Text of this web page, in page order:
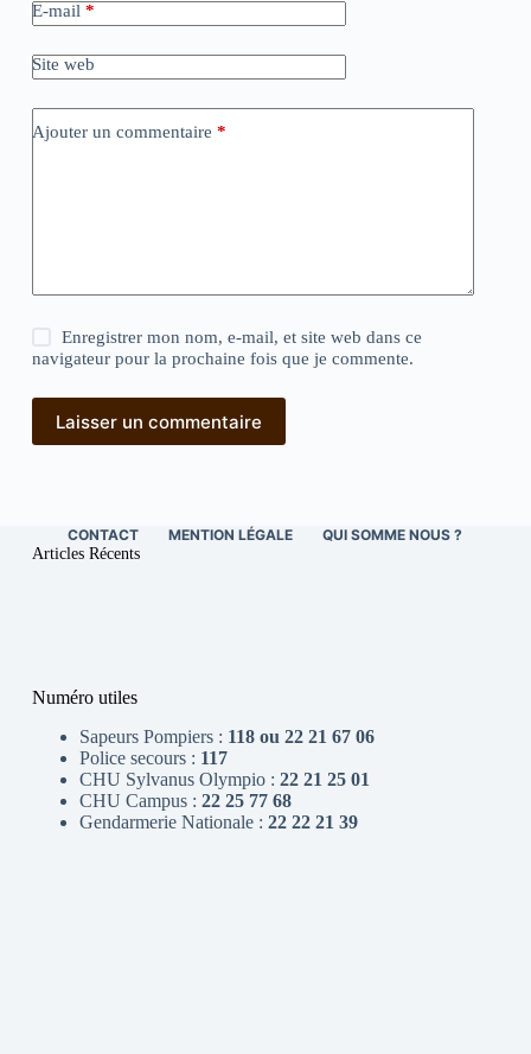
E-mail *
Site web
Ajouter un commentaire *
Enregistrer mon nom, e-mail, et site web dans ce
navigateur pour la prochaine fois que je commente.
Laisser un commentaire
CONTACT MENTION LÉGALE QUI SOMME NOUS ?
Articles Récents
Numéro utiles
Sapeurs Pompiers : 118 ou 22 21 67 06
Police secours : 117
CHU Sylvanus Olympio : 22 21 25 01
CHU Campus : 22 25 77 68
Gendarmerie Nationale : 22 22 21 39